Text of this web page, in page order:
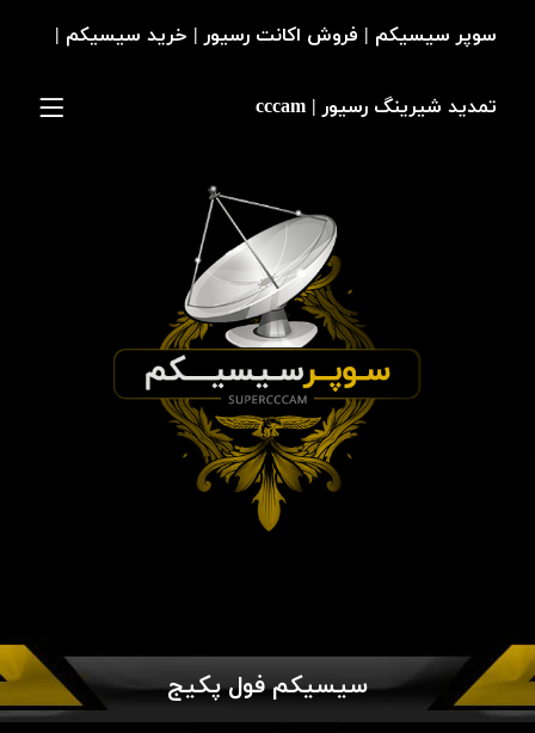
سیسیکم فول پکیج
سوپر سیسیکم | فروش اکانت رسیور | خرید سیسیکم |
تمدید شیرینگ رسیور | cccam